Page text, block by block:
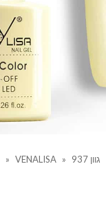
» VENALISA » גוון 937